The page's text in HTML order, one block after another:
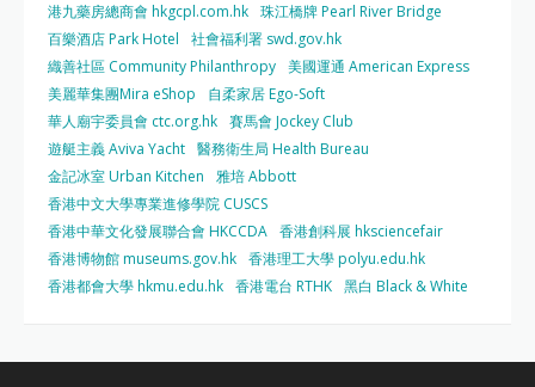
港九藥房總商會 hkgcpl.com.hk 珠江橋牌 Pearl River Bridge
百樂酒店 Park Hotel
社會福利署 swd.gov.hk
織善社區 Community Philanthropy 美國運通 American Express
美麗華集團Mira eShop
自柔家居 Ego-Soft
華人廟宇委員會 ctc.org.hk 賽馬會 Jockey Club
遊艇主義 Aviva Yacht 醫務衛生局 Health Bureau
金記冰室 Urban Kitchen
雅培 Abbott
香港中文大學專業進修學院 CUSCS
香港中華文化發展聯合會 HKCCDA 香港創科展 hksciencefair
香港博物館 museums.gov.hk 香港理工大學 polyu.edu.hk
香港都會大學 hkmu.edu.hk 香港電台 RTHK 黑白 Black & White